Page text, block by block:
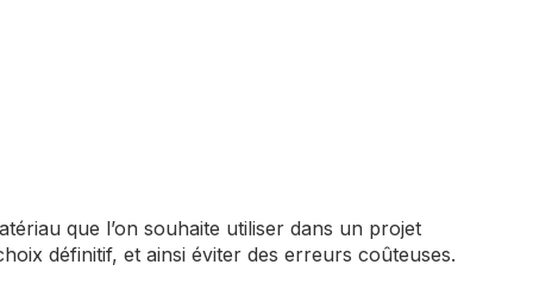
que l’on souhaite utiliser dans un projet
définitif, et ainsi éviter des erreurs coûteuses.